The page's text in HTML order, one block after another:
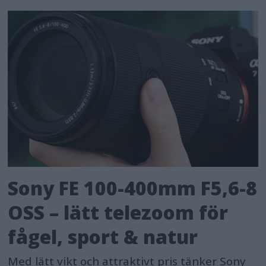
Sony FE 100-400mm F5,6-8
OSS – lätt telezoom för
fågel, sport & natur
Med lätt vikt och attraktivt pris tänker Sony